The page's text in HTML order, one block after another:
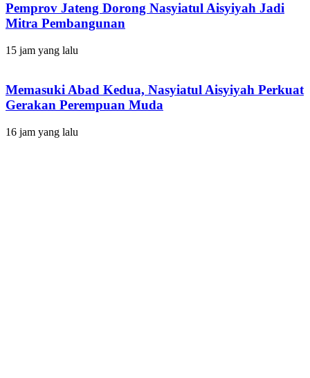
Pemprov Jateng Dorong Nasyiatul Aisyiyah Jadi
Mitra Pembangunan
15 jam yang lalu
Memasuki Abad Kedua, Nasyiatul Aisyiyah Perkuat
Gerakan Perempuan Muda
16 jam yang lalu